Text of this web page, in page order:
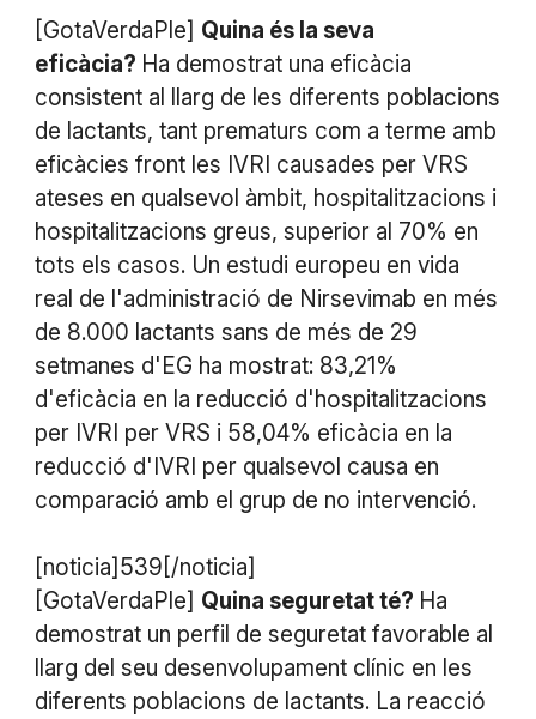
[GotaVerdaPle] Quina és la seva
eficàcia? Ha demostrat una eficàcia
consistent al llarg de les diferents poblacions
de lactants, tant prematurs com a terme amb
eficàcies front les IVRI causades per VRS
ateses en qualsevol àmbit, hospitalitzacions i
hospitalitzacions greus, superior al 70% en
tots els casos. Un estudi europeu en vida
real de l'administració de Nirsevimab en més
de 8.000 lactants sans de més de 29
setmanes d'EG ha mostrat: 83,21%
d'eficàcia en la reducció d'hospitalitzacions
per IVRI per VRS i 58,04% eficàcia en la
reducció d'IVRI per qualsevol causa en
comparació amb el grup de no intervenció.
[noticia]539[/noticia]
[GotaVerdaPle] Quina seguretat té? Ha
demostrat un perfil de seguretat favorable al
llarg del seu desenvolupament clínic en les
diferents poblacions de lactants. La reacció